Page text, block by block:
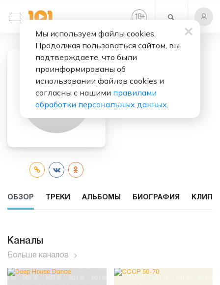
18+
Luis Fernando
Redfern Goes
ОБЗОР ТРЕКИ АЛЬБОМЫ БИОГРАФИЯ КЛИПЫ
Каналы
Больше каналов
Мы используем файлы cookies.
Продолжая пользоваться сайтом, вы
подтверждаете, что были
проинформированы об
использовании файлов cookies и
согласны с нашими правилами
обработки персональных данных.